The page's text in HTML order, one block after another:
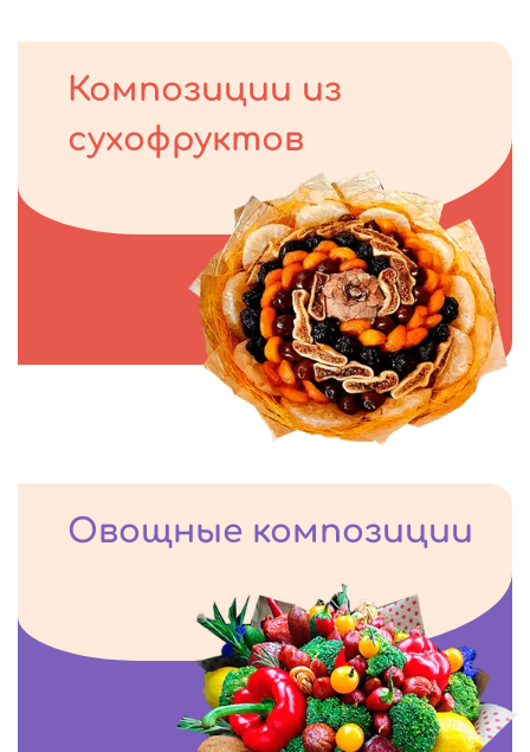
Композиции из
сухофруктов
Овощные композиции